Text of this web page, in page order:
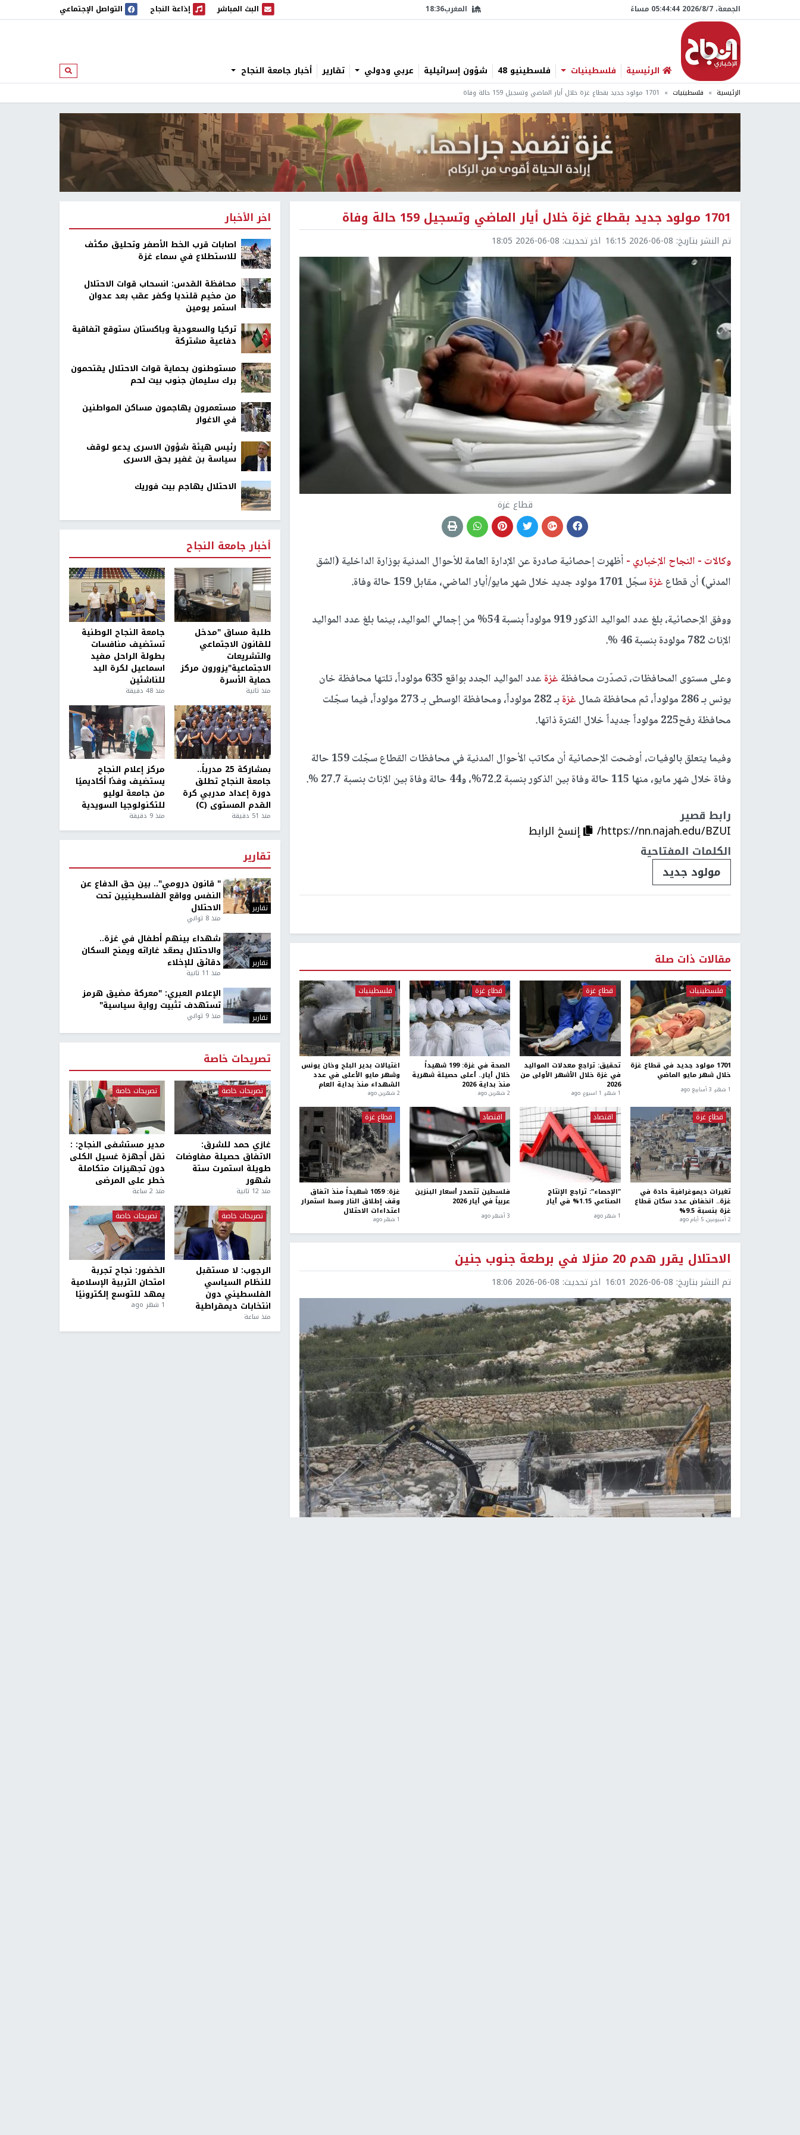
الجمعة، 7/‏8/‏2026 05:44:45 مساءً المغرب18:36 البث المباشر
البث المباشر إذاعة النجاح
إذاعة النجاح التواصل الإجتماعي
الرئيسية فلسطينيات فلسطينيو 48 شؤون إسرائيلية عربي ودولي تقارير أخبار جامعة النجاح ابحث
الرئيسية فلسطينيات 1701 مولود جديد بقطاع غزة خلال أيار الماضي وتسجيل 159 حالة وفاة
1701 مولود جديد بقطاع غزة خلال أيار الماضي وتسجيل 159 حالة وفاة
تم النشر بتاريخ: 2026-06-08 16:15 اخر تحديث: 2026-06-08 18:05
قطاع غزة
وكالات - النجاح الإخباري - أظهرت إحصائية صادرة عن الإدارة العامة للأحوال المدنية بوزارة الداخلية (الشق
المدني) أن قطاع غزةسجّل 1701 مولود جديد خلال شهر مايو/أيار الماضي، مقابل 159 حالة وفاة.
ووفق الإحصائية، بلغ عدد المواليد الذكور 919 مولوداً بنسبة 54% من إجمالي المواليد، بينما بلغ عدد المواليد
الإناث 782 مولودة بنسبة 46 %.
وعلى مستوى المحافظات، تصدّرت محافظةغزة
عدد المواليد الجدد بواقع 635 مولوداً، تلتها محافظة خان
يونس بـ 286 مولوداً، ثم محافظة شمال
غزة
بـ 282 مولوداً، ومحافظة الوسطى بـ 273 مولوداً، فيما سجّلت
محافظة رفح225 مولوداً جديداً خلال الفترة ذاتها.
وفيما يتعلق بالوفيات، أوضحت الإحصائية أن مكاتب الأحوال المدنية في محافظات القطاع سجّلت 159 حالة
وفاة خلال شهر مايو، منها 115 حالة وفاة بين الذكور بنسبة 72.2%، و44 حالة وفاة بين الإناث بنسبة 27.7 %.
رابط قصير
https://nn.najah.edu/BZUI/
إنسخ الرابط
الكلمات المفتاحية
مولود جديد
مقالات ذات صلة
فلسطينيات
1701 مولود جديد في قطاع غزة
خلال شهر مايو الماضي
1 شهر، 3 أسابيع ago
قطاع غزة
تحقيق: تراجع معدلات المواليد
في غزة خلال الأشهر الأولى من
2026
1 شهر، 1 اسبوع. ago
قطاع غزة
الصحة في غزة: 199 شهيداً
خلال أيار.. أعلى حصيلة شهرية
منذ بداية 2026
2 شهرين ago
فلسطينيات
اغتيالات بدير البلح وخان يونس
وشهر مايو الأعلى في عدد
الشهداء منذ بداية العام
2 شهرين ago
قطاع غزة
تغيرات ديموغرافية حادة في
غزة.. انخفاض عدد سكان قطاع
غزة بنسبة 9.5%
2 أسبوعين، 5 أيام ago
اقتصاد
"الإحصاء": تراجع الإنتاج
الصناعي 1.15% في أيار
1 شهر ago
اقتصاد
فلسطين تتصدر أسعار البنزين
عربياً في أيار 2026
3 أشهر ago
قطاع غزة
غزة: 1059 شهيداً منذ اتفاق
وقف إطلاق النار وسط استمرار
اعتداءات الاحتلال
1 شهر ago
الاحتلال يقرر هدم 20 منزلا في برطعة جنوب جنين
تم النشر بتاريخ: 2026-06-08 16:01 اخر تحديث: 2026-06-08 18:06
اخر الأخبار
اصابات قرب الخط الأصفر وتحليق مكثف
للاستطلاع في سماء غزة
محافظة القدس: انسحاب قوات الاحتلال
من مخيم قلنديا وكفر عقب بعد عدوان
استمر يومين
تركيا والسعودية وباكستان ستوقع اتفاقية
دفاعية مشتركة
مستوطنون بحماية قوات الاحتلال يقتحمون
برك سليمان جنوب بيت لحم
مستعمرون يهاجمون مساكن المواطنين
في الاغوار
رئيس هيئة شؤون الاسرى يدعو لوقف
سياسة بن غفير بحق الاسرى
الاحتلال يهاجم بيت فوريك
أخبار جامعة النجاح
طلبة مساق "مدخل
للقانون الاجتماعي
والتشريعات
الاجتماعية"يزورون مركز
حماية الأسرة
منذ ثانية
جامعة النجاح الوطنية
تستضيف منافسات
بطولة الراحل مفيد
اسماعيل لكرة اليد
للناشئين
منذ 48 دقيقة
بمشاركة 25 مدرباً..
جامعة النجاح تطلق
دورة إعداد مدربي كرة
القدم المستوى (C)
منذ 51 دقيقة
مركز إعلام النجاح
يستضيف وفدًا أكاديميًا
من جامعة لوليو
للتكنولوجيا السويدية
منذ 9 دقيقة
تقارير
تقارير
" قانون درومي".. بين حق الدفاع عن
النفس وواقع الفلسطينيين تحت
الاحتلال
منذ 8 ثواني
تقارير
شهداء بينهم أطفال في غزة..
والاحتلال يصعّد غاراته ويمنح السكان
دقائق للإخلاء
منذ 11 ثانية
تقارير
الإعلام العبري: "معركة مضيق هرمز
تستهدف تثبيت رواية سياسية"
منذ 9 ثواني
تصريحات خاصة
تصريحات خاصة
غازي حمد للشرق:
الاتفاق حصيلة مفاوضات
طويلة استمرت ستة
شهور
منذ 12 ثانية
تصريحات خاصة
مدير مستشفى النجاح: :
نقل أجهزة غسيل الكلى
دون تجهيزات متكاملة
خطر على المرضى
منذ 2 ساعة
تصريحات خاصة
الرجوب: لا مستقبل
للنظام السياسي
الفلسطيني دون
انتخابات ديمقراطية
منذ ساعة
تصريحات خاصة
الخضور: نجاح تجربة
امتحان التربية الإسلامية
يمهد للتوسع إلكترونيًا
1 شهر ago